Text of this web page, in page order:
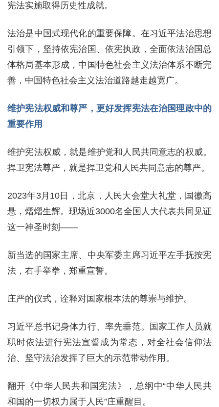
宪法实施取得历史性成就。
法治是中国式现代化的重要保障。在习近平法治思想
引领下，坚持依宪治国、依宪执政，全面依法治国总
体格局基本形成，中国特色社会主义法治体系不断完
善，中国特色社会主义法治道路越走越宽广。
维护宪法权威和尊严，更好发挥宪法在治国理政中的
重要作用
维护宪法权威，就是维护党和人民共同意志的权威。
捍卫宪法尊严，就是捍卫党和人民共同意志的尊严。
2023年3月10日，北京，人民大会堂大礼堂，国徽高
悬，熠熠生辉。现场近3000名全国人大代表共同见证
这一神圣时刻——
新当选的国家主席、中央军委主席习近平左手抚按宪
法，右手举拳，郑重宣誓。
庄严的仪式，诠释对国家根本法的尊崇与维护。
习近平总书记身体力行、率先垂范。国家工作人员就
职时依法进行宪法宣誓成为常态，对全社会信仰法
治、坚守法治发挥了巨大的示范带动作用。
翻开《中华人民共和国宪法》，总纲中“中华人民共
和国的一切权力属于人民”庄重醒目。